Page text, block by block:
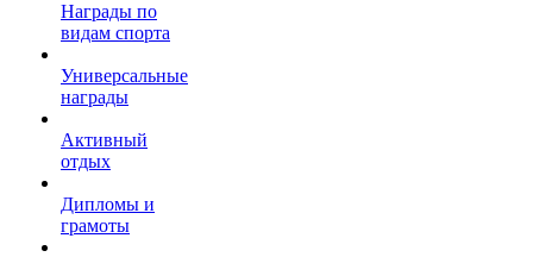
Награды по
видам спорта
Универсальные
награды
Активный
отдых
Дипломы и
грамоты